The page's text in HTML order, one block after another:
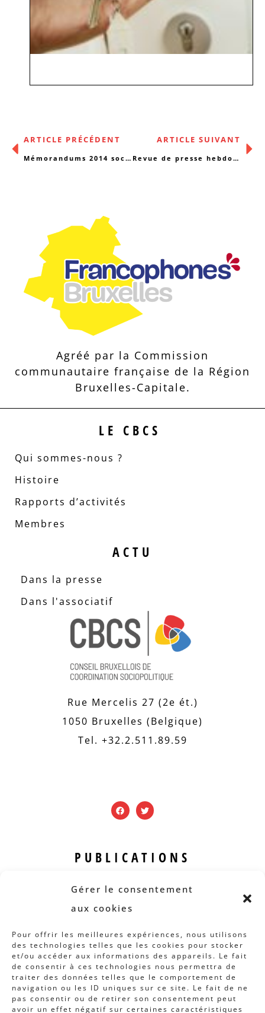
Gérer le consentement
aux cookies
Pour offrir les meilleures expériences, nous utilisons
des technologies telles que les cookies pour stocker
et/ou accéder aux informations des appareils. Le fait
de consentir à ces technologies nous permettra de
traiter des données telles que le comportement de
navigation ou les ID uniques sur ce site. Le fait de ne
pas consentir ou de retirer son consentement peut
avoir un effet négatif sur certaines caractéristiques
ARTICLE PRÉCÉDENT
Mémorandums 2014 social-santé bruxellois
ARTICLE SUIVANT
Revue de presse hebdomadaire du 18/11/13
Agréé par la Commission
communautaire française de la Région
Bruxelles-Capitale.
LE CBCS
Qui sommes-nous ?
Histoire
Rapports d’activités
Membres
ACTU
Dans la presse
Dans l'associatif
Rue Mercelis 27 (2e ét.)
1050 Bruxelles (Belgique)
Tel. +32.2.511.89.59
PUBLICATIONS
Revue B.I.S.
Rapports et analyses
Articles
AUTRES INFOS
Actions
Concertation